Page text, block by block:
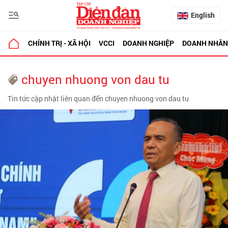
English
CHÍNH TRỊ - XÃ HỘI VCCI DOANH NGHIỆP DOANH NHÂN
chuyen nhuong von dau tu
Tin tức cập nhật liên quan đến chuyen nhuong von dau tu